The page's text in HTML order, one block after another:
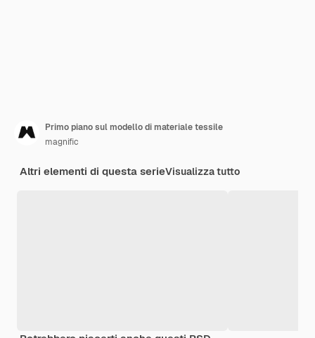
Primo piano sul modello di materiale tessile
magnific
Altri elementi di questa serieVisualizza tutto